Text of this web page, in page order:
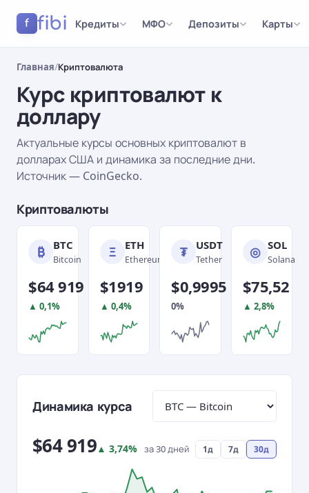
f fibi Кредиты МФО Депозиты Карты
Главная/Криптовалюта
Курс криптовалют к
доллару
Актуальные курсы основных криптовалют в
долларах США и динамика за последние дни.
Источник — CoinGecko.
Результаты
Криптовалюты
₿ BTC
Bitcoin
$64 919
▲ 0,1%
Ξ ETH
Ethereum
$1919
▲ 0,4%
₮ USDT
Tether
$0,9995
0%
◎ SOL
Solana
$75,52
▲ 2,8%
Динамика курса
$64 919▲ 3,74% за 30 дней 1д 7д 30д